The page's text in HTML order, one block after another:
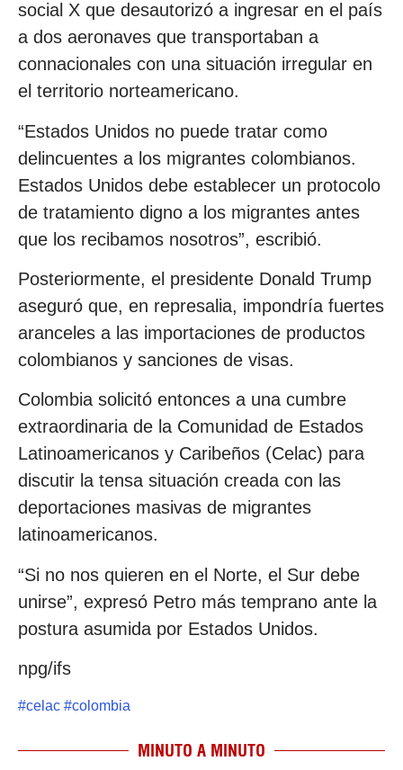
social X que desautorizó a ingresar en el país
a dos aeronaves que transportaban a
connacionales con una situación irregular en
el territorio norteamericano.
“Estados Unidos no puede tratar como
delincuentes a los migrantes colombianos.
Estados Unidos debe establecer un protocolo
de tratamiento digno a los migrantes antes
que los recibamos nosotros”, escribió.
Posteriormente, el presidente Donald Trump
aseguró que, en represalia, impondría fuertes
aranceles a las importaciones de productos
colombianos y sanciones de visas.
Colombia solicitó entonces a una cumbre
extraordinaria de la Comunidad de Estados
Latinoamericanos y Caribeños (Celac) para
discutir la tensa situación creada con las
deportaciones masivas de migrantes
latinoamericanos.
“Si no nos quieren en el Norte, el Sur debe
unirse”, expresó Petro más temprano ante la
postura asumida por Estados Unidos.
npg/ifs
#celac #colombia
MINUTO A MINUTO